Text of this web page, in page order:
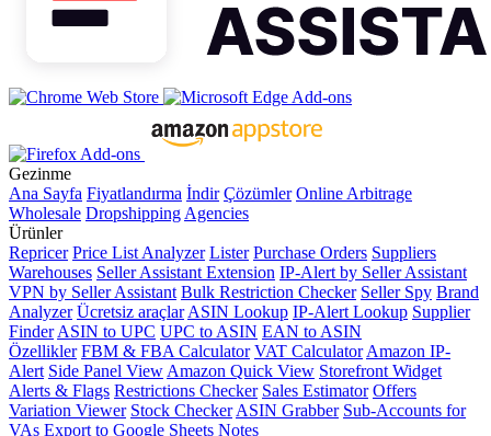
Gezinme
Ana Sayfa Fiyatlandırma İndir Çözümler Online Arbitrage
Wholesale Dropshipping Agencies
Ürünler
Repricer Price List Analyzer Lister Purchase Orders Suppliers
Warehouses Seller Assistant Extension IP-Alert by Seller Assistant
VPN by Seller Assistant Bulk Restriction Checker Seller Spy Brand
Analyzer Ücretsiz araçlar ASIN Lookup IP-Alert Lookup Supplier
Finder ASIN to UPC UPC to ASIN EAN to ASIN
Özellikler FBM & FBA Calculator VAT Calculator Amazon IP-
Alert Side Panel View Amazon Quick View Storefront Widget
Alerts & Flags Restrictions Checker Sales Estimator Offers
Variation Viewer Stock Checker ASIN Grabber Sub-Accounts for
VAs Export to Google Sheets Notes